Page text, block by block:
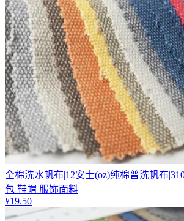
全棉洗水帆布|12安士(oz)纯棉普洗帆布
包 鞋帽 服饰面料
¥19.50